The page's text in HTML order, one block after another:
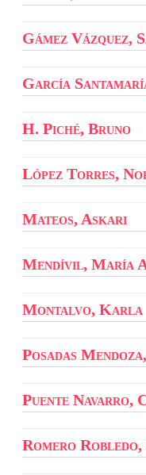
Gámez Vázquez,
García
H. Piché, Bruno
López Torres,
Mateos, Askari
Mendívil, María
Montalvo, Karla
Posadas
Puente Navarro,
Romero Robledo,